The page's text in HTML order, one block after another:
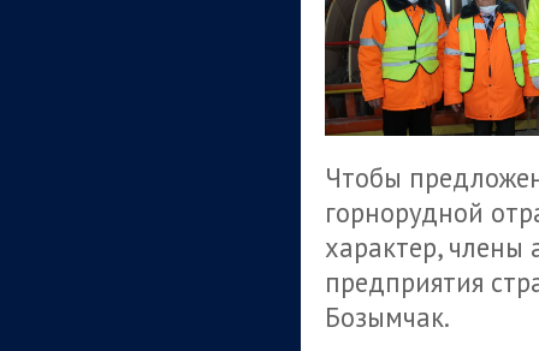
Чтобы
горнорудной
характер,
предприятия
Бозымчак.